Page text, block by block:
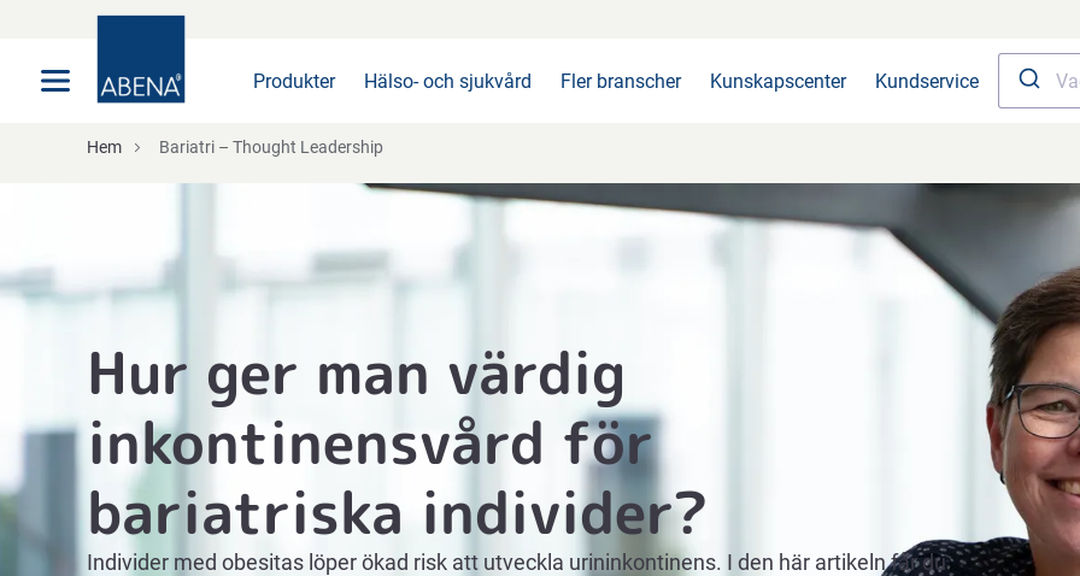
Produkter Hälso- och sjukvård Fler branscher Kunskapscenter Kundservice
Hem Bariatri – Thought Leadership
Hur ger man värdig
inkontinensvård för
bariatriska individer?
Individer med obesitas löper ökad risk att utveckla urininkontinens. I den här artikeln får du